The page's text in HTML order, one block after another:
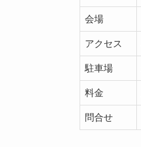
会場
アクセス
駐車場
料金
問合せ